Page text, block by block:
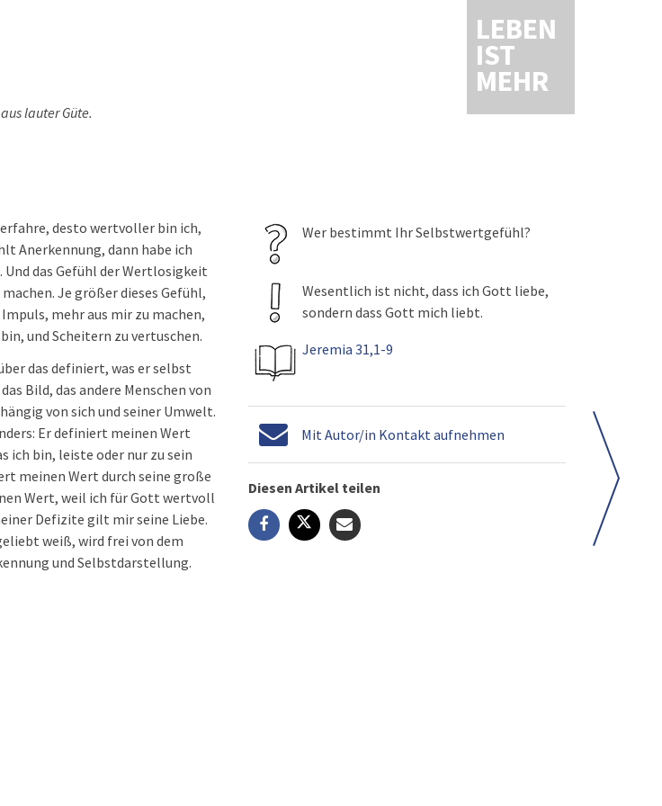
LEBEN
IST
MEHR
lauter Güte.
desto wertvoller bin ich,
Anerkennung, dann habe ich
Und das Gefühl der Wertlosigkeit
Je größer dieses Gefühl,
mehr aus mir zu machen,
und Scheitern zu vertuschen.
das definiert, was er selbst
Bild, das andere Menschen von
von sich und seiner Umwelt.
Er definiert meinen Wert
ich bin, leiste oder nur zu sein
meinen Wert durch seine große
Wert, weil ich für Gott wertvoll
Defizite gilt mir seine Liebe.
weiß, wird frei von dem
und Selbstdarstellung.
Wer bestimmt Ihr Selbstwertgefühl?
Wesentlich ist nicht, dass ich Gott liebe,
sondern dass Gott mich liebt.
Jeremia 31,1-9
Mit Autor/in Kontakt aufnehmen
Diesen Artikel teilen